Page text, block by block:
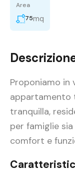
Area
75mq
Proponiamo in
appartamento
tranquilla,
per famiglie
comfort e